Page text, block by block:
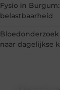
Fysio in
belastbaarheid
naar dagelijkse